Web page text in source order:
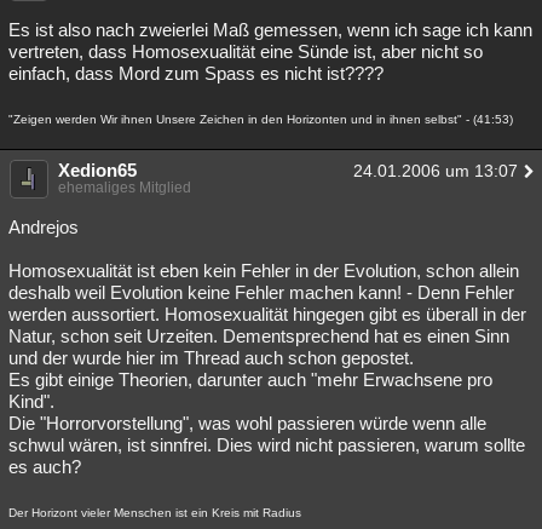
Es ist also nach zweierlei Maß gemessen, wenn ich sage ich kann
vertreten, dass Homosexualität eine Sünde ist, aber nicht so
einfach, dass Mord zum Spass es nicht ist????
"Zeigen werden Wir ihnen Unsere Zeichen in den Horizonten und in ihnen selbst" - (41:53)
Xedion65 24.01.2006 um 13:07
ehemaliges Mitglied
Andrejos
Homosexualität ist eben kein Fehler in der Evolution, schon allein
deshalb weil Evolution keine Fehler machen kann! - Denn Fehler
werden aussortiert. Homosexualität hingegen gibt es überall in der
Natur, schon seit Urzeiten. Dementsprechend hat es einen Sinn
und der wurde hier im Thread auch schon gepostet.
Es gibt einige Theorien, darunter auch "mehr Erwachsene pro
Kind".
Die "Horrorvorstellung", was wohl passieren würde wenn alle
schwul wären, ist sinnfrei. Dies wird nicht passieren, warum sollte
es auch?
Der Horizont vieler Menschen ist ein Kreis mit Radius